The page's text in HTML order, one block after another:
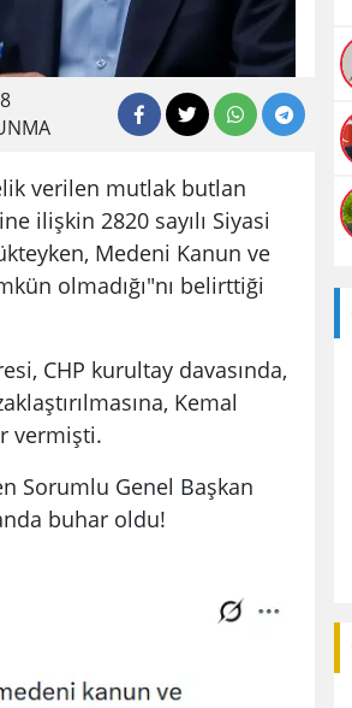
verilen mutlak butlan
ilişkin 2820 sayılı Siyasi
Medeni Kanun ve
olmadığı"nı belirttiği
CHP kurultay davasında,
Kemal
vermişti.
Sorumlu Genel Başkan
buhar oldu!